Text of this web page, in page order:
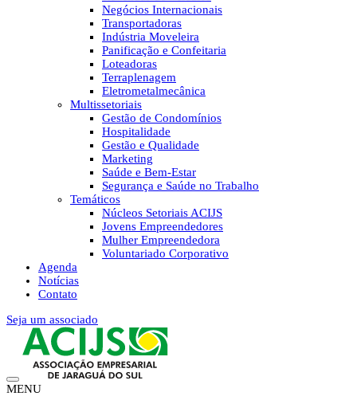
Negócios Internacionais
Transportadoras
Indústria Moveleira
Panificação e Confeitaria
Loteadoras
Terraplenagem
Eletrometalmecânica
Multissetoriais
Gestão de Condomínios
Hospitalidade
Gestão e Qualidade
Marketing
Saúde e Bem-Estar
Segurança e Saúde no Trabalho
Temáticos
Núcleos Setoriais ACIJS
Jovens Empreendedores
Mulher Empreendedora
Voluntariado Corporativo
Agenda
Notícias
Contato
Seja um associado
MENU